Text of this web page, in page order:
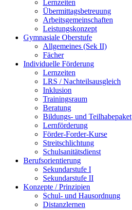
Lernzeiten
Übermittagsbetreuung
Arbeitsgemeinschaften
Leistungskonzept
Gymnasiale Oberstufe
Allgemeines (Sek II)
Fächer
Individuelle Förderung
Lernzeiten
LRS / Nachteilsausgleich
Inklusion
Trainingsraum
Beratung
Bildungs- und Teilhabepaket
Lernförderung
Förder-Forder-Kurse
Streitschlichtung
Schulsanitätsdienst
Berufsorientierung
Sekundarstufe I
Sekundarstufe II
Konzepte / Prinzipien
Schul- und Hausordnung
Distanzlernen